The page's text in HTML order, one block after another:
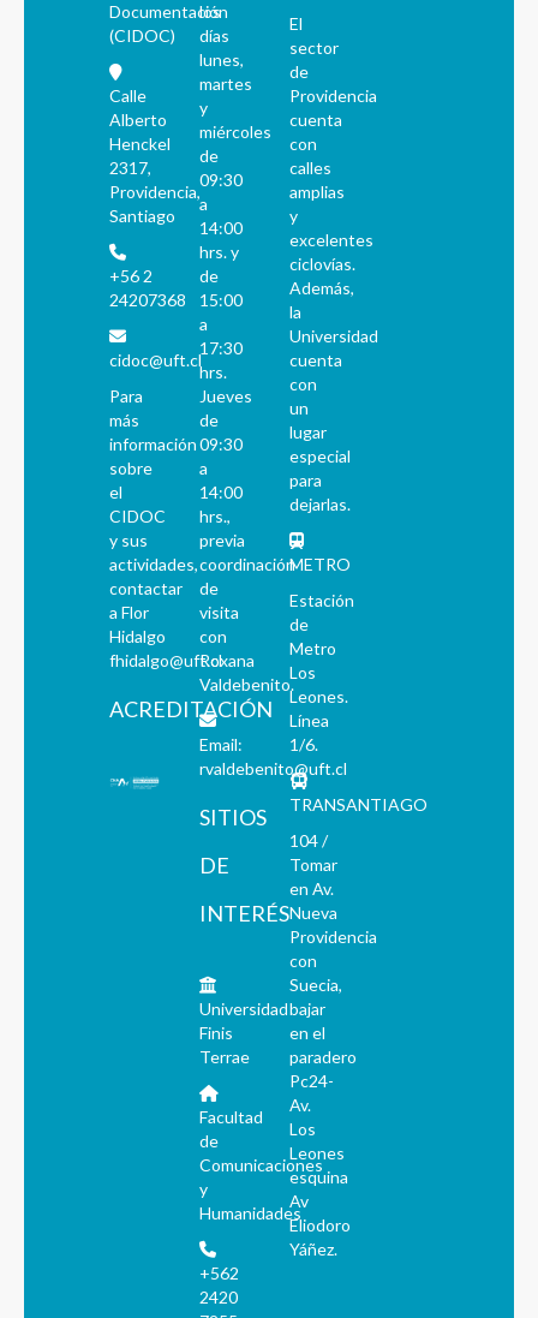
Documentación
(CIDOC)
Calle
Alberto
Henckel
2317,
Providencia,
Santiago
+56 2
24207368
cidoc@uft.cl
Para
más
información
sobre
el
CIDOC
y sus
actividades,
contactar
a Flor
Hidalgo
fhidalgo@uft.cl
ACREDITACIÓN
los
días
lunes,
martes
y
miércoles
de
09:30
a
14:00
hrs. y
de
15:00
a
17:30
hrs.
Jueves
de
09:30
a
14:00
hrs.,
previa
coordinación
de
visita
con
Roxana
Valdebenito.
Email:
rvaldebenito@uft.cl
SITIOS
DE
INTERÉS
Universidad
Finis
Terrae
Facultad
de
Comunicaciones
y
Humanidades
+562
2420
El
sector
de
Providencia
cuenta
con
calles
amplias
y
excelentes
ciclovías.
Además,
la
Universidad
cuenta
con
un
lugar
especial
para
dejarlas.
METRO
Estación
de
Metro
Los
Leones.
Línea
1/6.
TRANSANTIAGO
104 /
Tomar
en Av.
Nueva
Providencia
con
Suecia,
bajar
en el
paradero
Pc24-
Av.
Los
Leones
esquina
Av
Eliodoro
Yáñez.